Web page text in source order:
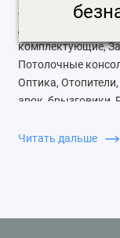
Аксессуары,
комплектующие,
Потолочные
Оптика,
арок, брызговики,
система,
Читать дальше